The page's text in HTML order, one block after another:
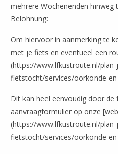
mehrere Wochenenden hinweg
Belohnung:
Om hiervoor in aanmerking te
met je fiets en eventueel een
(https://www.lfkustroute.nl/plan-
fietstocht/services/oorkonde-
Dit kan heel eenvoudig door de
aanvraagformulier op onze
(https://www.lfkustroute.nl/plan-
fietstocht/services/oorkonde-